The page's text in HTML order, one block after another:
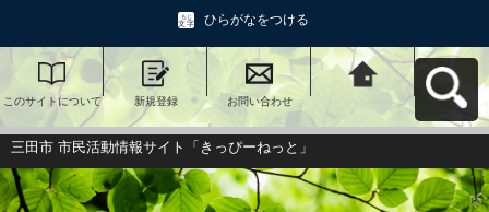
ひらがなをつける
このサイトについて 新規登録 お問い合わせ
三田市 市民活動情報
サイト「きっぴーね
っと」へ戻る
三田市 市民活動情報サイト「きっぴーねっと」